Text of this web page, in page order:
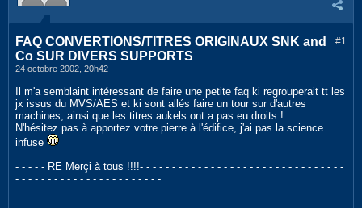
#1
FAQ CONVERTIONS/TITRES ORIGINAUX SNK and
Co SUR DIVERS SUPPORTS
24 octobre 2002, 20h42
Il m'a semblaint intéressant de faire une petite faq ki regrouperait tt les
jx issus du MVS/AES et ki sont allés faire un tour sur d'autres
machines, ainsi que les titres aukels ont a pas eu droits !
N'hésitez pas à apportez votre pierre à l'édifice, j'ai pas la science
infuse
- - - - - RE Merçi à tous !!!!- - - - - - - - - - - - - - - - - - - - - - - - - - - - - - - -
- - - - - - - - - - - - - - - - - - - - - - -